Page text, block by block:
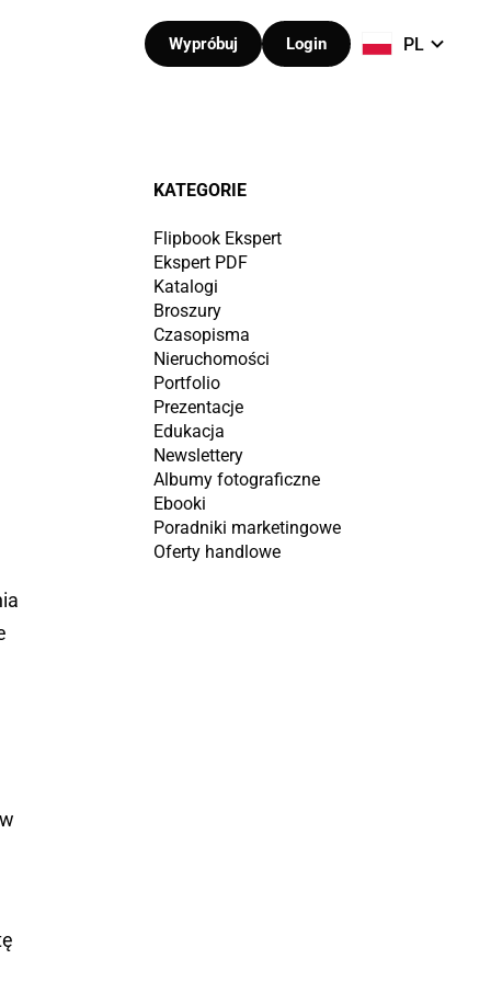
Wypróbuj Login PL
KATEGORIE
Flipbook Ekspert
Ekspert PDF
Katalogi
Broszury
Czasopisma
Nieruchomości
Portfolio
Prezentacje
Edukacja
Newslettery
Albumy fotograficzne
Ebooki
Poradniki marketingowe
Oferty handlowe